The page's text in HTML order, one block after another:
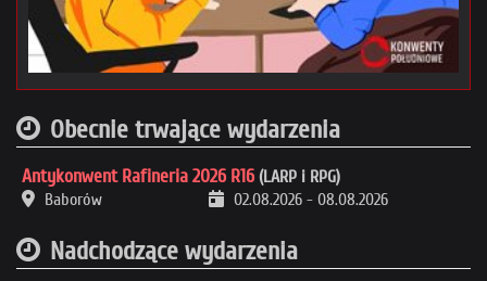
Obecnie trwające wydarzenia
Antykonwent Rafineria 2026 R16 (LARP i RPG)
Baborów
02.08.2026 - 08.08.2026
Nadchodzące wydarzenia